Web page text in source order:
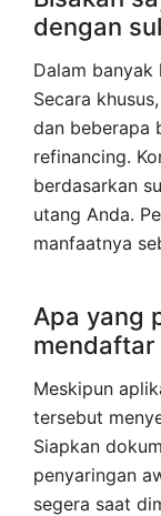
dengan
Dalam banyak
Secara
dan beberapa
refinancing.
berdasarkan
utang Anda.
manfaatnya
Apa yang
mendaftar
Meskipun
tersebut
Siapkan
penyaringan
segera saat